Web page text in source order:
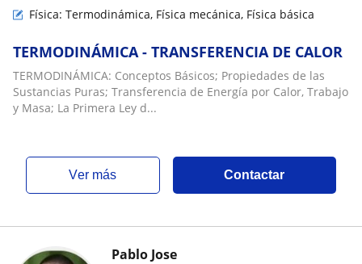
Física: Termodinámica, Física mecánica, Física básica
TERMODINÁMICA - TRANSFERENCIA DE CALOR
TERMODINÁMICA: Conceptos Básicos; Propiedades de las
Sustancias Puras; Transferencia de Energía por Calor, Trabajo
y Masa; La Primera Ley d...
ver más Contactar
Pablo Jose